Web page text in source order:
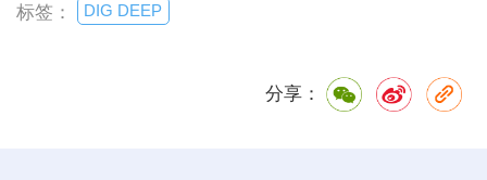
标签： DIG DEEP
分享：